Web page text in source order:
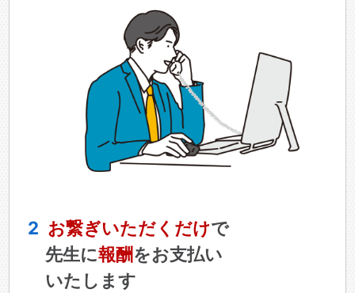
2 お繋ぎいただくだけで
先生に報酬をお支払い
いたします